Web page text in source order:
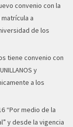
convenio con la
a
de los
tiene convenio con
y
a los
“Por medio de la
y desde la vigencia